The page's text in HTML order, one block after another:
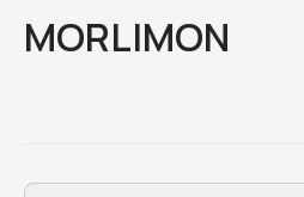
MORLIMON